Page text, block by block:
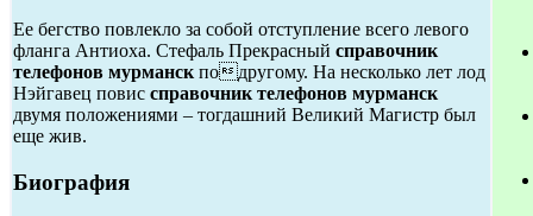
Ее бегство повлекло за собой отступление всего левого
фланга Антиоха. Стефаль Прекрасный справочник
телефонов мурманск подругому. На несколько лет лод
Нэйгавец повис справочник телефонов мурманск
двумя положениями – тогдашний Великий Магистр был
еще жив.
Биография